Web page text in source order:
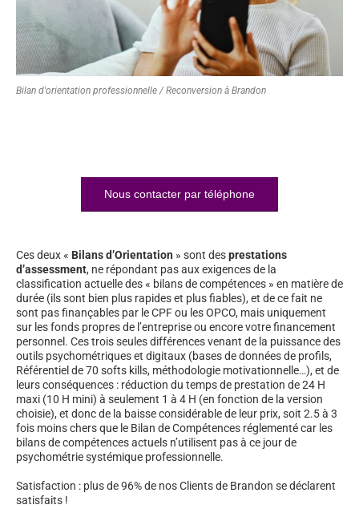
Bilan d'orientation professionnelle / Reconversion à Brandon
Nous contacter par téléphone
Ces deux « Bilans d’Orientation » sont desprestations
d’assessment, ne répondant pas aux exigences de la
classification actuelle des « bilans de compétences » en matière de
durée (ils sont bien plus rapides et plus fiables), et de ce fait ne
sont pas finançables par le CPF ou les OPCO, mais uniquement
sur les fonds propres de l’entreprise ou encore votre financement
personnel. Ces trois seules différences venant de la puissance des
outils psychométriques et digitaux (bases de données de profils,
Référentiel de 70 softs kills, méthodologie motivationnelle…), et de
leurs conséquences : réduction du temps de prestation de 24 H
maxi (10 H mini) à seulement 1 à 4 H (en fonction de la version
choisie), et donc de la baisse considérable de leur prix, soit 2.5 à 3
fois moins chers que le Bilan de Compétences réglementé car les
bilans de compétences actuels n’utilisent pas à ce jour de
psychométrie systémique professionnelle.
Satisfaction : plus de 96% de nos Clients de Brandon se déclarent
satisfaits !